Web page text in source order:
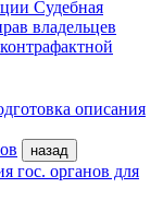
Судебная
владельцев
описания
назад
гос. органов для